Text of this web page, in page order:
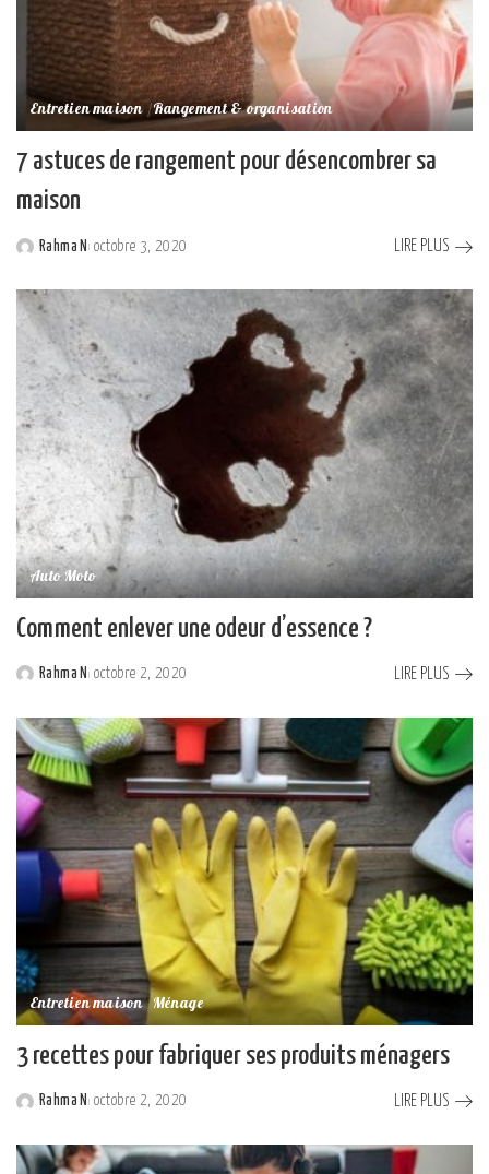
Entretien maison Rangement & organisation
7 astuces de rangement pour désencombrer sa
maison
Posted
Rahma N octobre 3, 2020 LIRE PLUS
Auto Moto
Comment enlever une odeur d’essence ?
Rahma N octobre 2, 2020 LIRE PLUS
Entretien maison Ménage
3 recettes pour fabriquer ses produits ménagers
Posted
Rahma N octobre 2, 2020 LIRE PLUS